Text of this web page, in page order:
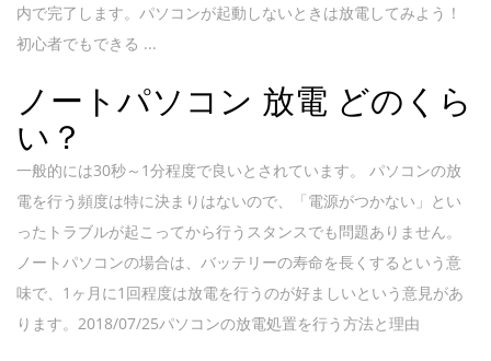
内で完了します。パソコンが起動しないときは放電してみよう！
初心者でもできる ...
ノートパソコン 放電 どのくら
い？
一般的には30秒～1分程度で良いとされています。 パソコンの放
電を行う頻度は特に決まりはないので、「電源がつかない」とい
ったトラブルが起こってから行うスタンスでも問題ありません。
ノートパソコンの場合は、バッテリーの寿命を長くするという意
味で、1ヶ月に1回程度は放電を行うのが好ましいという意見があ
ります。2018/07/25パソコンの放電処置を行う方法と理由